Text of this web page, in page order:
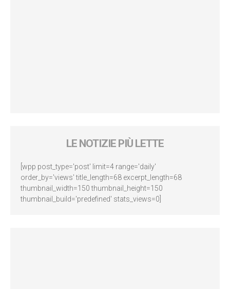
LE NOTIZIE PIÙ LETTE
[wpp post_type='post' limit=4 range='daily'
order_by='views' title_length=68 excerpt_length=68
thumbnail_width=150 thumbnail_height=150
thumbnail_build='predefined' stats_views=0]